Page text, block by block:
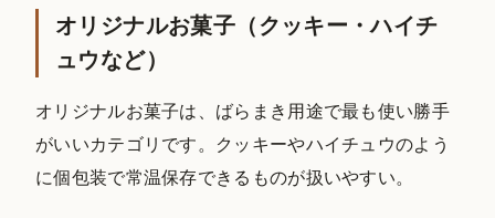
オリジナルお菓子（クッキー・ハイチ
ュウなど）
オリジナルお菓子は、ばらまき用途で最も使い勝手
がいいカテゴリです。クッキーやハイチュウのよう
に個包装で常温保存できるものが扱いやすい。